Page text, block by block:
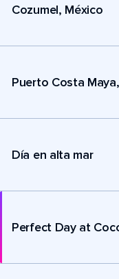
Cozumel, México
Puerto Costa
Día en alta mar
Perfect Day at